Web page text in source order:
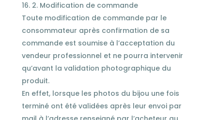
2. Modification de commande
Toute modification de commande par le
consommateur après confirmation de sa
commande est soumise à l’acceptation du
vendeur professionnel et ne pourra intervenir
qu’avant la validation photographique du
produit.
En effet, lorsque les photos du bijou une fois
terminé ont été validées après leur envoi par